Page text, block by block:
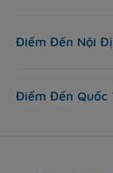
Điểm Đến Nội
Điểm Đến Quốc